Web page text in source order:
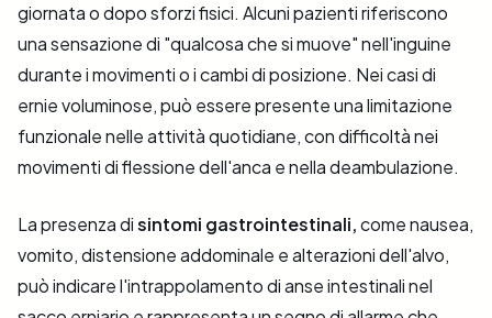
giornata o dopo sforzi fisici. Alcuni pazienti riferiscono
una sensazione di "qualcosa che si muove" nell'inguine
durante i movimenti o i cambi di posizione. Nei casi di
ernie voluminose, può essere presente una limitazione
funzionale nelle attività quotidiane, con difficoltà nei
movimenti di flessione dell'anca e nella deambulazione.
La presenza disintomi gastrointestinali,come nausea,
vomito, distensione addominale e alterazioni dell'alvo,
può indicare l'intrappolamento di anse intestinali nel